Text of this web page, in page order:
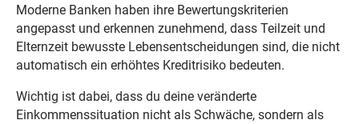
Moderne Banken haben ihre Bewertungskriterien
angepasst und erkennen zunehmend, dass Teilzeit und
Elternzeit bewusste Lebensentscheidungen sind, die nicht
automatisch ein erhöhtes Kreditrisiko bedeuten.
Wichtig ist dabei, dass du deine veränderte
Einkommenssituation nicht als Schwäche, sondern als